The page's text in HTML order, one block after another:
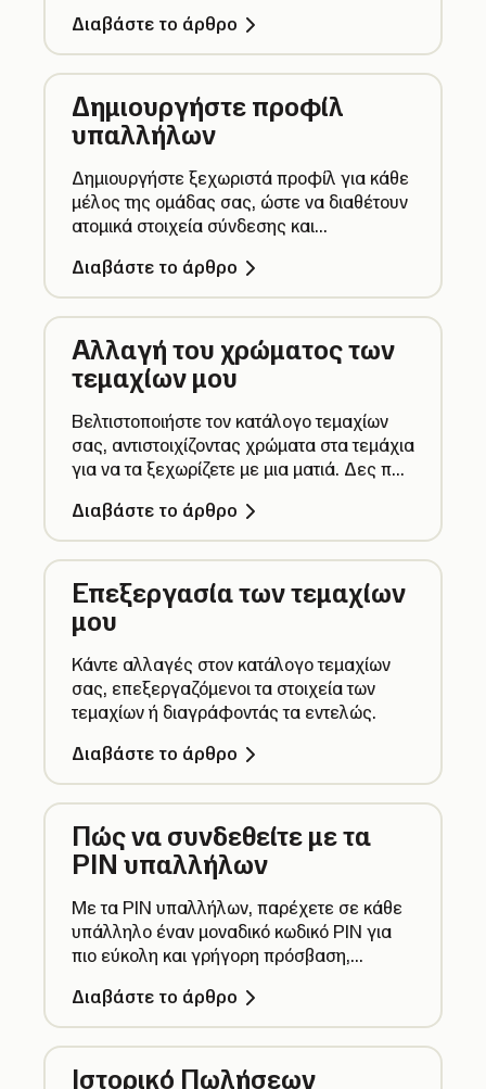
ανταποκρίνεται καλύτερα στον τρόπο που
εργάζεστε.
Διαβάστε το άρθρο
Δημιουργήστε προφίλ
υπαλλήλων
Δημιουργήστε ξεχωριστά προφίλ για κάθε
μέλος της ομάδας σας, ώστε να διαθέτουν
ατομικά στοιχεία σύνδεσης και
ρόλο τους.
Διαβάστε το άρθρο
Αλλαγή του χρώματος των
τεμαχίων μου
Βελτιστοποιήστε τον κατάλογο τεμαχίων
σας, αντιστοιχίζοντας χρώματα στα τεμάχια
για να τα ξεχωρίζετε με μια ματιά. Δες πώς
Διαβάστε το άρθρο
Επεξεργασία των τεμαχίων
μου
Κάντε αλλαγές στον κατάλογο τεμαχίων
σας, επεξεργαζόμενοι τα στοιχεία των
τεμαχίων ή διαγράφοντάς τα εντελώς.
Διαβάστε το άρθρο
Πώς να συνδεθείτε με τα
PIN υπαλλήλων
Με τα PIN υπαλλήλων, παρέχετε σε κάθε
υπάλληλο έναν μοναδικό κωδικό PIN για
πιο εύκολη και γρήγορη πρόσβαση,
ευθύνης.
Διαβάστε το άρθρο
Ιστορικό Πωλήσεων